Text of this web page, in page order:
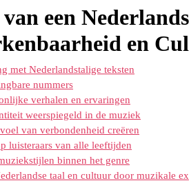
een
en
met Nederlandstalige teksten
nummers
verhalen en ervaringen
weerspiegeld in de muziek
van verbondenheid creëren
luisteraars van alle leeftijden
binnen het genre
taal en cultuur door muzikale